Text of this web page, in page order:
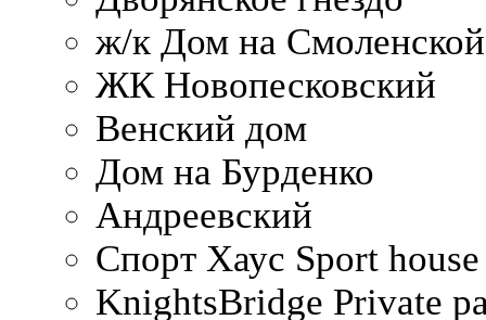
ж/к Дом на
ЖК Новопесковский
Венский дом
Дом на Бурденко
Андреевский
Спорт Хаус Sport house
KnightsBridge Private